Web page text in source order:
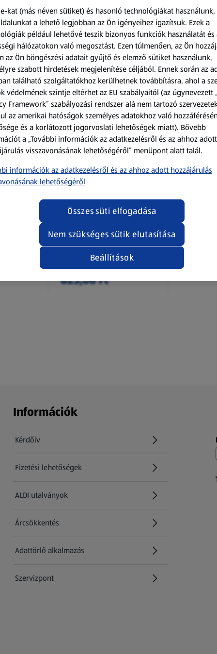
g
PAN DEL DÌ
Pekándiós párna
0,08 kg
(2 237,50 Ft/1 kg)
179,00 Ft
fánk, 74 g
0,07 kg
(4 175,68
71 g
ÉDES ÍZEK
350 g
0,37 kg
(2 229,73 Ft/1 kg)
825,00 Ft
Információk
Kérdőív
Fizetési lehetőségek
ALDI utalványok
Árcsökkentés
Adattörlő alkalmazás
Szervizpont
(új oldalon nyílik meg)
kat (más néven sütiket) és hasonló technológiákat
a lehető legjobban az Ön igényeihez igazítsuk. Ezek a
például lehetővé teszik bizonyos funkciók használatát és
hálózatokon való megosztást. Ezen túlmenően, az Ön
az Ön böngészési adatait gyűjtő és elemző sütiket használunk,
szabott hirdetések megjelenítése céljából. Ennek során az
található szolgáltatókhoz kerülhetnek továbbításra, ahol a
védelmének szintje eltérhet az EU szabályaitól (az úgynevezett
Framework” szabályozási rendszer alá nem tartozó
az amerikai hatóságok személyes adatokhoz való
és a korlátozott jogorvoslati lehetőségek miatt). Bővebb
a „További információk az adatkezelésről és az ahhoz adott
visszavonásának lehetőségéről” menüpont alatt talál.
információk az adatkezelésről és az ahhoz adott hozzájárulás
lehetőségéről
Beállítások
Nem szükséges sütik elutasítása
Összes süti elfogadása